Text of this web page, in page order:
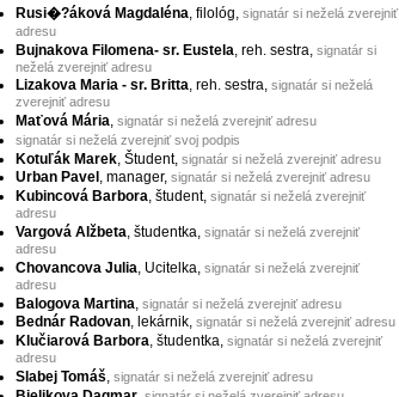
Rusi�?áková Magdaléna , filológ, signatár si neželá zverejniť
adresu
Bujnakova Filomena- sr. Eustela , reh. sestra, signatár si
neželá zverejniť adresu
Lizakova Maria - sr. Britta, reh. sestra, signatár si neželá
zverejniť adresu
Maťová Mária, signatár si neželá zverejniť adresu
signatár si neželá zverejniť svoj podpis
Kotuľák Marek , Študent, signatár si neželá zverejniť adresu
Urban Pavel , manager, signatár si neželá zverejniť adresu
Kubincová Barbora, študent, signatár si neželá zverejniť
adresu
Vargová Alžbeta, študentka, signatár si neželá zverejniť
adresu
Chovancova Julia, Ucitelka, signatár si neželá zverejniť
adresu
Balogova Martina signatár si neželá zverejniť adresu
Bednár Radovan, lekárnik, signatár si neželá zverejniť adresu
Klučiarová Barbora, študentka, signatár si neželá zverejniť
adresu
Slabej Tomáš, signatár si neželá zverejniť adresu